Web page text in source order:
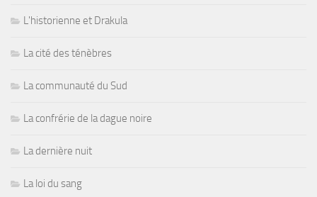
L'historienne et Drakula
La cité des ténèbres
La communauté du Sud
La confrérie de la dague noire
La dernière nuit
La loi du sang